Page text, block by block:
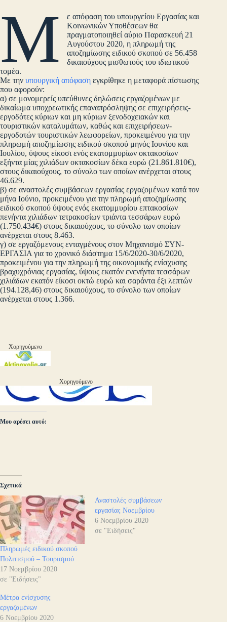
Μ
ε απόφαση του υπουργείου Εργασίας και
Κοινωνικών Υποθέσεων θα
πραγματοποιηθεί αύριο Παρασκευή 21
Αυγούστου 2020, η πληρωμή της
αποζημίωσης ειδικού σκοπού σε 56.458
δικαιούχους μισθωτούς του ιδιωτικού
τομέα.
Με την υπουργική απόφαση εγκρίθηκε η μεταφορά πίστωσης
που αφορούν:
α) σε μονομερείς υπεύθυνες δηλώσεις εργαζομένων με
δικαίωμα υποχρεωτικής επαναπρόσληψης σε επιχειρήσεις-
εργοδότες κύριων και μη κύριων ξενοδοχειακών και
τουριστικών καταλυμάτων, καθώς και επιχειρήσεων-
εργοδοτών τουριστικών λεωφορείων, προκειμένου για την
πληρωμή αποζημίωσης ειδικού σκοπού μηνός Ιουνίου και
Ιουλίου, ύψους είκοσι ενός εκατομμυρίων οκτακοσίων
εξήντα μίας χιλιάδων οκτακοσίων δέκα ευρώ (21.861.810€),
στους δικαιούχους, το σύνολο των οποίων ανέρχεται στους
46.629.
β) σε αναστολές συμβάσεων εργασίας εργαζομένων κατά τον
μήνα Ιούνιο, προκειμένου για την πληρωμή αποζημίωσης
ειδικού σκοπού ύψους ενός εκατομμυρίου επτακοσίων
πενήντα χιλιάδων τετρακοσίων τριάντα τεσσάρων ευρώ
(1.750.434€) στους δικαιούχους, το σύνολο των οποίων
ανέρχεται στους 8.463.
γ) σε εργαζόμενους ενταγμένους στον Μηχανισμό ΣΥΝ-
ΕΡΓΑΣΙΑ για το χρονικό διάστημα 15/6/2020-30/6/2020,
προκειμένου για την πληρωμή της οικονομικής ενίσχυσης
βραχυχρόνιας εργασίας, ύψους εκατόν ενενήντα τεσσάρων
χιλιάδων εκατόν είκοσι οκτώ ευρώ και σαράντα έξι λεπτών
(194.128,46) στους δικαιούχους, το σύνολο των οποίων
ανέρχεται στους 1.366.
Χορηγούμενο
Χορηγούμενο
Μου αρέσει αυτό:
Σχετικά
Πληρωμές ειδικού σκοπού
Πολιτισμού – Τουρισμού
17 Νοεμβρίου 2020
σε "Ειδήσεις"
Αναστολές συμβάσεων
εργασίας Νοεμβρίου
6 Νοεμβρίου 2020
σε "Ειδήσεις"
Μέτρα ενίσχυσης
εργαζομένων
6 Νοεμβρίου 2020